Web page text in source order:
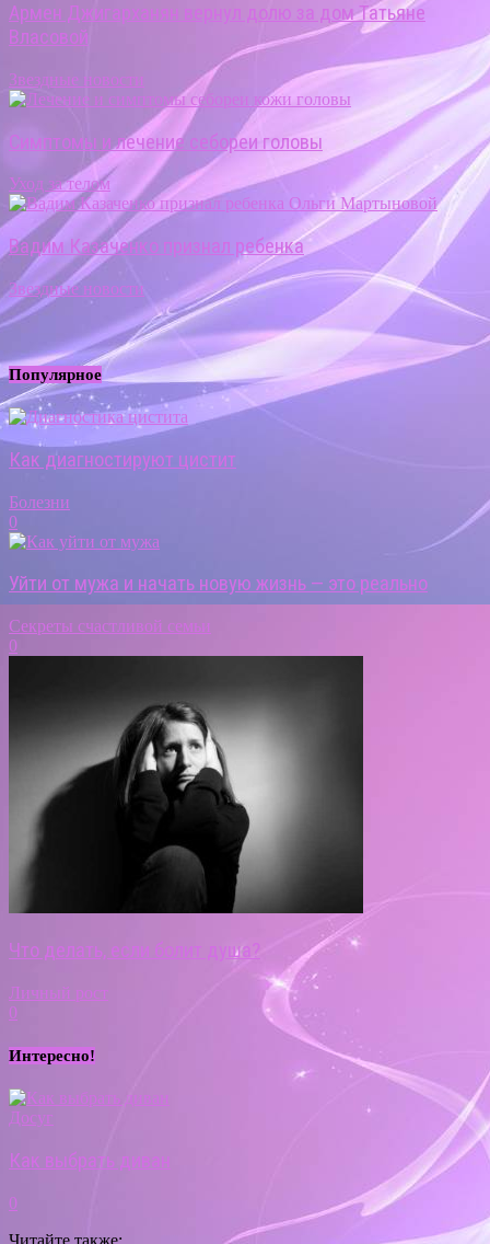
Армен Джигарханян вернул долю за дом Татьяне
Власовой
Звездные новости
Симптомы и лечение себореи головы
Уход за телом
Вадим Казаченко признал ребенка
Звездные новости
Популярное
Как диагностируют цистит
Болезни
0
Уйти от мужа и начать новую жизнь — это реально
Секреты счастливой семьи
0
Что делать, если болит душа?
Личный рост
0
Интересно!
Досуг
Как выбрать диван
0
Читайте также: